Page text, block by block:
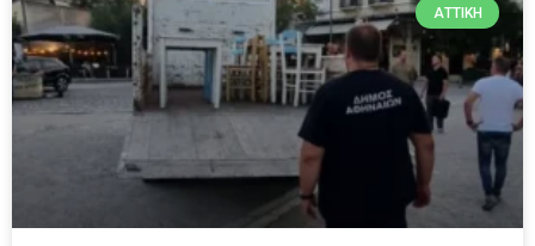
ΑΤΤΙΚΉ